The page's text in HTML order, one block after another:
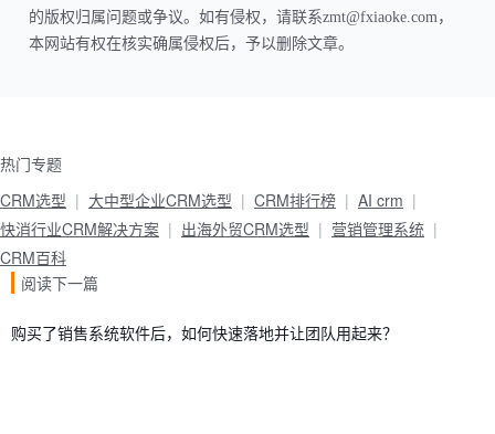
的版权归属问题或争议。如有侵权，请联系zmt@fxiaoke.com，
本网站有权在核实确属侵权后，予以删除文章。
热门专题
CRM选型
大中型企业CRM选型 CRM排行榜
AI crm
快消行业CRM解决方案
出海外贸CRM选型
营销管理系统
CRM百科
阅读下一篇
购买了销售系统软件后，如何快速落地并让团队用起来？